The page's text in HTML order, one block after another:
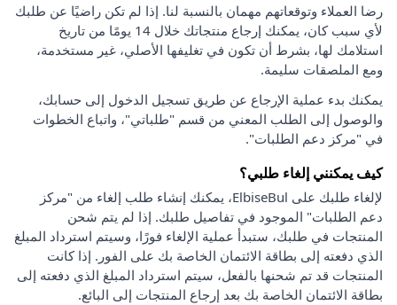
رضا العملاء وتوقعاتهم مهمان بالنسبة لنا. إذا لم تكن راضيًا عن طلبك
لأي سبب كان، يمكنك إرجاع منتجاتك خلال 14 يومًا من تاريخ
استلامك لها، بشرط أن تكون في تغليفها الأصلي، غير مستخدمة،
ومع الملصقات سليمة.
يمكنك بدء عملية الإرجاع عن طريق تسجيل الدخول إلى حسابك،
والوصول إلى الطلب المعني من قسم "طلباتي"، واتباع الخطوات
في "مركز دعم الطلبات".
كيف يمكنني إلغاء طلبي؟
لإلغاء طلبك على ElbiseBul، يمكنك إنشاء طلب إلغاء من "مركز
دعم الطلبات" الموجود في تفاصيل طلبك. إذا لم يتم شحن
المنتجات في طلبك، ستبدأ عملية الإلغاء فورًا، وسيتم استرداد المبلغ
الذي دفعته إلى بطاقة الائتمان الخاصة بك على الفور. إذا كانت
المنتجات قد تم شحنها بالفعل، سيتم استرداد المبلغ الذي دفعته إلى
بطاقة الائتمان الخاصة بك بعد إرجاع المنتجات إلى البائع.